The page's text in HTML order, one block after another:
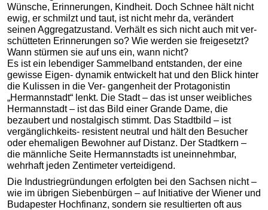
Wünsche, Erinnerungen, Kindheit. Doch Schnee hält nicht
ewig, er schmilzt und taut, ist nicht mehr da, verändert
seinen Aggregatzustand. Verhält es sich nicht auch mit ver-
schütteten Erinnerungen so? Wie werden sie freigesetzt?
Wann stürmen sie auf uns ein, wann nicht?
Es ist ein lebendiger Sammelband entstanden, der eine
gewisse Eigen- dynamik entwickelt hat und den Blick hinter
die Kulissen in die Ver- gangenheit der Protagonistin
„Hermannstadt“ lenkt. Die Stadt – das ist unser weibliches
Hermannstadt – ist das Bild einer Grande Dame, die
bezaubert und nostalgisch stimmt. Das Stadtbild – ist
vergänglichkeits- resistent neutral und hält den Besucher
oder ehemaligen Bewohner auf Distanz. Der Stadtkern –
die männliche Seite Hermannstadts ist uneinnehmbar,
wehrhaft jeden Zentimeter verteidigend.
Die Industriegründungen erfolgten bei den Sachsen nicht –
wie im übrigen Siebenbürgen – auf Initiative der Wiener und
Budapester Hochfinanz, sondern sie resultierten oft aus